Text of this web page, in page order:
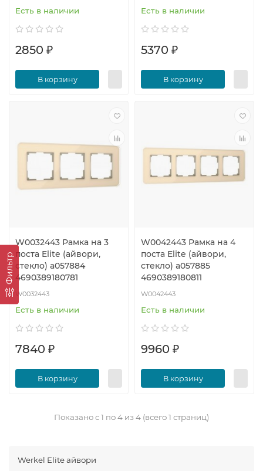
Фильтр
Есть в наличии
2850 ₽
В корзину
Есть в наличии
5370 ₽
В корзину
W0032443 Рамка на 3
поста Elite (айвори,
стекло) a057884
4690389180781
W0032443
Есть в наличии
7840 ₽
В корзину
W0042443 Рамка на 4
поста Elite (айвори,
стекло) a057885
4690389180811
W0042443
Есть в наличии
9960 ₽
В корзину
Показано с 1 по 4 из 4 (всего 1 страниц)
Werkel Elite айвори